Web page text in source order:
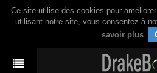
Ce site utilise des cookies pour
utilisant notre site, vous consentez à
savoir plus.